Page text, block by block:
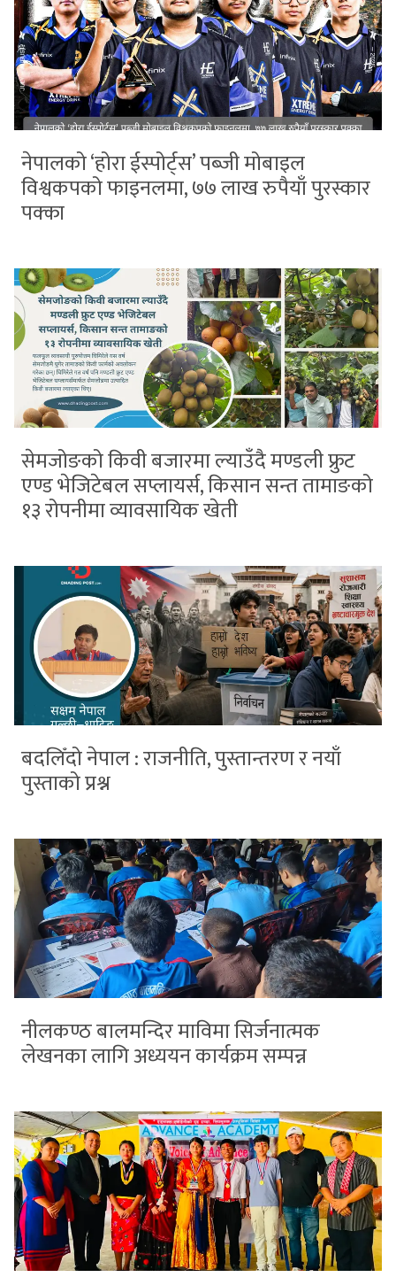
नेपालको ‘होरा ईस्पोर्ट्स’ पब्जी मोबाइल
विश्वकपको फाइनलमा, ७७ लाख रुपैयाँ पुरस्कार
पक्का
सेमजोङको किवी बजारमा ल्याउँदै मण्डली फ्रुट
एण्ड भेजिटेबल सप्लायर्स, किसान सन्त तामाङको
१३ रोपनीमा व्यावसायिक खेती
बदलिँदो नेपाल : राजनीति, पुस्तान्तरण र नयाँ
पुस्ताको प्रश्न
नीलकण्ठ बालमन्दिर माविमा सिर्जनात्मक
लेखनका लागि अध्ययन कार्यक्रम सम्पन्न